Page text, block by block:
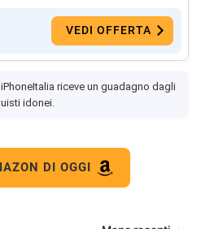
VEDI OFFERTA
riceve un guadagno dagli
idonei.
DI OGGI